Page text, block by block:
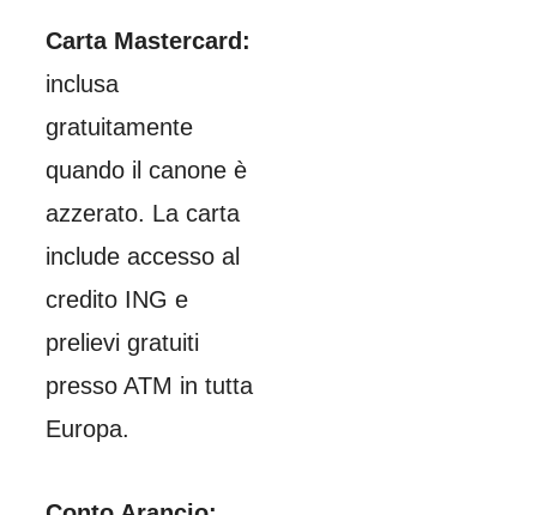
Carta Mastercard:
inclusa
gratuitamente
quando il canone è
azzerato. La carta
include accesso al
credito ING e
prelievi gratuiti
presso ATM in tutta
Europa.